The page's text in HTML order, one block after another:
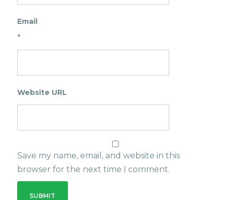
Email
*
Website URL
Save my name, email, and website in this
browser for the next time I comment.